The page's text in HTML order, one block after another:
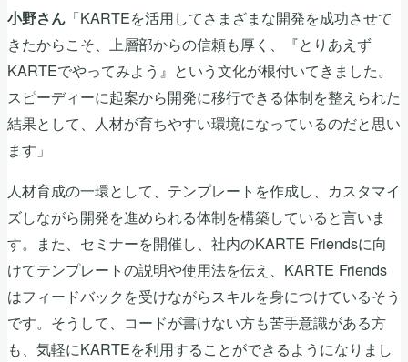
小野さん 「KARTEを活用してさまざまな開発を成功させて
きたからこそ、上層部からの信頼も厚く、『とりあえず
KARTEでやってみよう』という文化が根付いてきました。
スピーディーに起案から開発に移行できる体制を整えられた
結果として、人材が育ちやすい環境になっているのだと思い
ます」
人材育成の一環として、テンプレートを作成し、カスタマイ
ズしながら開発を進められる体制を構築していると言いま
す。また、セミナーを開催し、社内のKARTE Friendsに向
けてテンプレートの説明や使用法を伝え、KARTE Friends
はフィードバックを受けながらスキルを身につけているそう
です。そうして、コードが書けない方も苦手意識がある方
も、気軽にKARTEを利用することができるようになりまし